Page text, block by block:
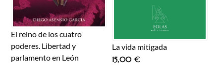
El reino de los cuatro
poderes. Libertad y
parlamento en León
La vida mitigada
15,00 €